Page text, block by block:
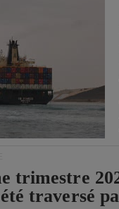
trimestre
traversé